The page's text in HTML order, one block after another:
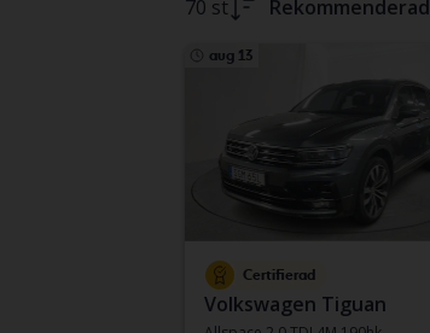
70 st Rekommenderad
aug 13
Certifierad
Volkswagen Tiguan